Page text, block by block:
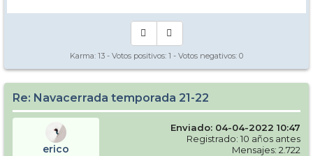
Karma: 13 - Votos positivos: 1 - Votos negativos: 0
Re: Navacerrada temporada 21-22
erico
Enviado: 04-04-2022 10:47
Registrado: 10 años antes
Mensajes: 2.722